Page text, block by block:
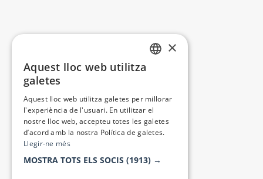
×
Aquest lloc web utilitza
galetes
Aquest lloc web utilitza galetes per millorar
l'experiència de l'usuari. En utilitzar el
nostre lloc web, accepteu totes les galetes
d’acord amb la nostra Política de galetes.
Llegir-ne més
MOSTRA TOTS ELS SOCIS (1913) →